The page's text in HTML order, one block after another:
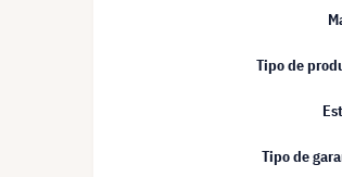
Tipo de
Tipo de